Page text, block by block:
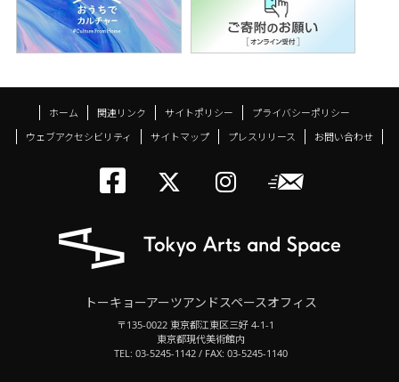
ホーム 関連リンク サイトポリシー
プライバシーポリシー
ウェブアクセシビリティ
サイトマップ プレスリリース お問い合わせ
トーキョーアーツ
メールニ
トーキョーアーツアンドスペースオフィス
〒135-0022 東京都江東区三好 4-1-1
東京都現代美術館内
TEL: 03-5245-1142 / FAX: 03-5245-1140